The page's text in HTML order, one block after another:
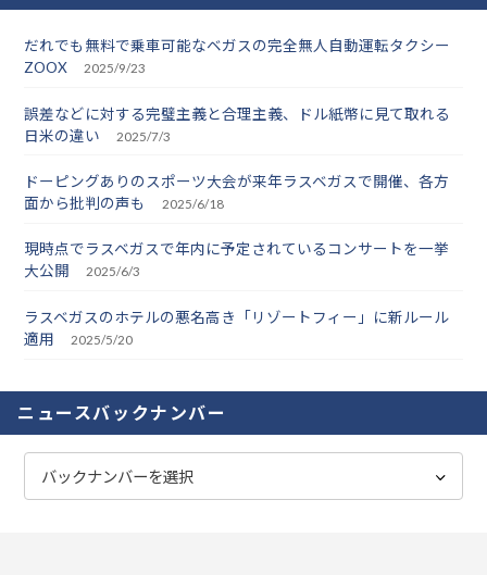
だれでも無料で乗車可能なベガスの完全無人自動運転タクシー
ZOOX
2025/9/23
誤差などに対する完璧主義と合理主義、ドル紙幣に見て取れる
日米の違い
2025/7/3
ドーピングありのスポーツ大会が来年ラスベガスで開催、各方
面から批判の声も
2025/6/18
現時点でラスベガスで年内に予定されているコンサートを一挙
大公開
2025/6/3
ラスベガスのホテルの悪名高き「リゾートフィー」に新ルール
適用
2025/5/20
ニュースバックナンバー